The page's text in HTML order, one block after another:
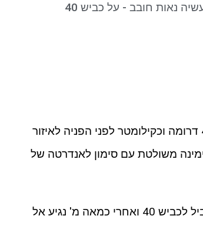
איך מגיעים לאנדרטה של חטיבה 99? ניסע על כביש 40 דרומה וכקילומטר לפני הפניה לאיזור
פניה ימינה משולטת עם סימון לאנדרטה של
נפנה ימינה ומיד ימינה – בחזרה צפונה על הכביש המקביל לכביש 40 ואחרי כמאה מ' נגיע אל